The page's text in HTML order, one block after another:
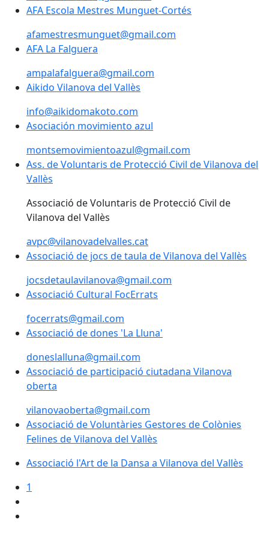
AFA Escola Mestres Munguet-Cortés
AFA Escola Mestres Munguet-Cortés
afamestresmunguet@gmail.com
AFA La Falguera
AFA La Falguera
ampalafalguera@gmail.com
Aikido Vilanova del Vallès
Aikido Vilanova del Vallès
info@aikidomakoto.com
Asociación movimiento azul
montsemovimientoazul@gmail.com
Ass. de Voluntaris de Protecció Civil de Vilanova del
Ass. de Voluntaris de Protecció Civil de Vilanova del
Vallès
Associació de Voluntaris de Protecció Civil de
Vilanova del Vallès
avpc@vilanovadelvalles.cat
Associació de jocs de taula de Vilanova del Vallès
Associació de jocs de taula de Vilanova del Vallès
jocsdetaulavilanova@gmail.com
Associació Cultural FocErrats
Associació Cultural FocErrats
focerrats@gmail.com
Associació de dones 'La Lluna'
Associació de dones 'La Lluna'
doneslalluna@gmail.com
Associació de participació ciutadana Vilanova oberta
Associació de participació ciutadana Vilanova
oberta
vilanovaoberta@gmail.com
Associació de Voluntàries Gestores de Colònies
Felines de Vilanova del Vallès
Associació l'Art de la Dansa a Vilanova del Vallès
1